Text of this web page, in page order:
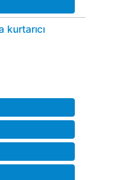
kurtarıcı